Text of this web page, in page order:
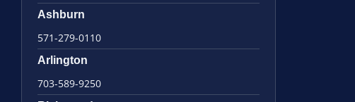
Ashburn
571-279-0110
Arlington
703-589-9250